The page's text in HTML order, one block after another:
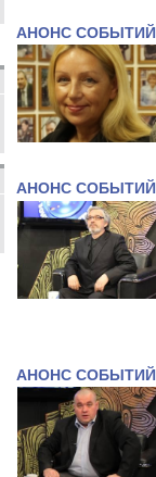
АНОНС СОБЫТИЙ
АНОНС СОБЫТИЙ
АНОНС СОБЫТИЙ